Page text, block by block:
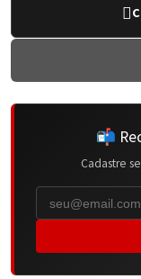
📬
Cadastre